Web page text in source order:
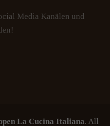
Media Kanälen und
La Cucina Italiana. All